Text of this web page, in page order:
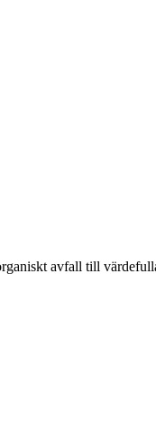
avfall till